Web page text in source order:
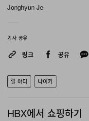
Jonghyun Je
기사 공유
링크 공유
릴 야티 나이키
HBX에서 쇼핑하기